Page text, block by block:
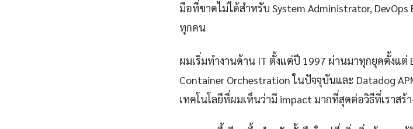
มือที่ขาดไม่ได้สำหรับ System Administrator, DevOps
ทุกคน
ผมเริ่มทำงานด้าน IT ตั้งแต่ปี 1997 ผ่านมาทุกยุคตั้งแต่
Container Orchestration ในปัจจุบันและ Datadog
เทคโนโลยีที่ผมเห็นว่ามี impact มากที่สุดต่อวิธีที่เราสร้